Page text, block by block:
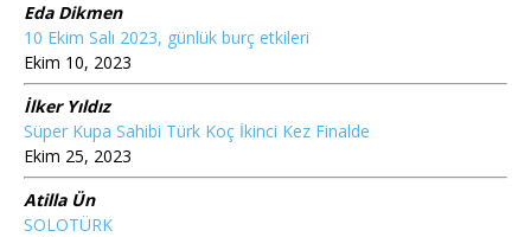
Eda Dikmen
10 Ekim Salı 2023, günlük burç etkileri
Ekim 10, 2023
İlker Yıldız
Süper Kupa Sahibi Türk Koç İkinci Kez Finalde
Ekim 25, 2023
Atilla Ün
SOLOTÜRK